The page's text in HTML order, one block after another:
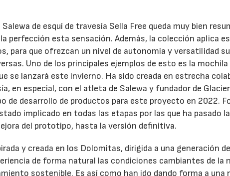
de esquí de travesía Sella Free queda muy bien
perfección esta sensación. Además, la colección aplica
para que ofrezcan un nivel de autonomía y versatilidad
Uno de los principales ejemplos de esto es la mochila
se lanzará este invierno. Ha sido creada en estrecha
en especial, con el atleta de Salewa y fundador de
de desarrollo de productos para este proyecto en 2022.
implicado en todas las etapas por las que ha pasado
del prototipo, hasta la versión definitiva.
y creada en los Dolomitas, dirigida a una generación
de forma natural las condiciones cambiantes de la
sostenible. Es así como han ido dando forma a una